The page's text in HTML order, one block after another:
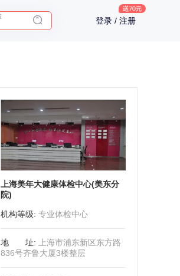
登录 / 注册
上海美年大健康体检中心(美东分
院)
机构等级: 专业体检中心
地址:
上海市浦东新区东方路
836号齐鲁大厦3楼整层